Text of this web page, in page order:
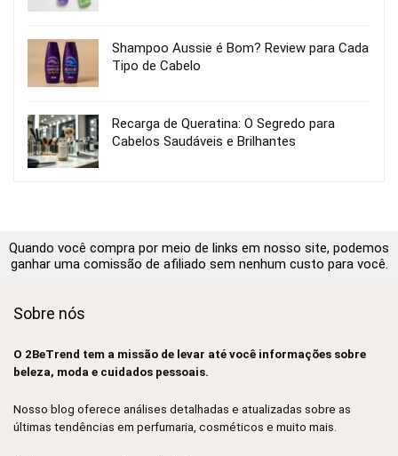
Shampoo Aussie é Bom? Review para Cada
Tipo de Cabelo
Recarga de Queratina: O Segredo para
Cabelos Saudáveis e Brilhantes
Quando você compra por meio de links em nosso site, podemos
ganhar uma comissão de afiliado sem nenhum custo para você.
Sobre nós
O 2BeTrend tem a missão de levar até você informações sobre
beleza, moda e cuidados pessoais.
Nosso blog oferece análises detalhadas e atualizadas sobre as
últimas tendências em perfumaria, cosméticos e muito mais.